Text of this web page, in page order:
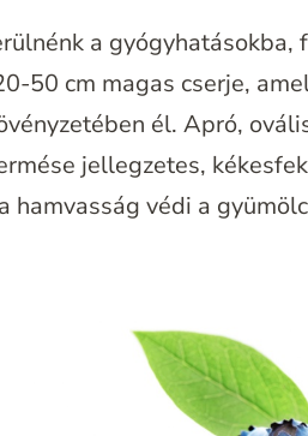
a
50 cm magas cserje,
él. Apró,
jellegzetes,
hamvasság védi a